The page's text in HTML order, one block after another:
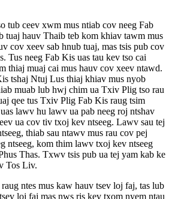
tub ceev xwm mus ntiab cov neeg Fab
tuaj hauv Thaib teb kom khiav tawm mus
cov xeev sab hnub tuaj, mas tsis pub cov
Tus neeg Fab Kis uas tau kev tso cai
thiaj muaj cai mus hauv cov xeev ntawd.
tshaj Ntuj Lus thiaj khiav mus nyob
muab lub hwj chim ua Txiv Plig tso rau
qee tus Txiv Plig Fab Kis raug tsim
lawv hu lawv ua pab neeg roj ntshav
ua cov tiv txoj kev ntseeg. Lawv sau tej
thiab sau ntawv mus rau cov pej
ntseeg, kom thim lawv txoj kev ntseeg
Thas. Txwv tsis pub ua tej yam kab ke
Tos Liv.
ntes mus kaw hauv tsev loj faj, tas lub
loj faj mas nws ris kev txom nyem ntau